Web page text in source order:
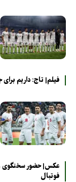
فیلم| تاج: داریم
عکس| حضور سخنگوی
فوتبال